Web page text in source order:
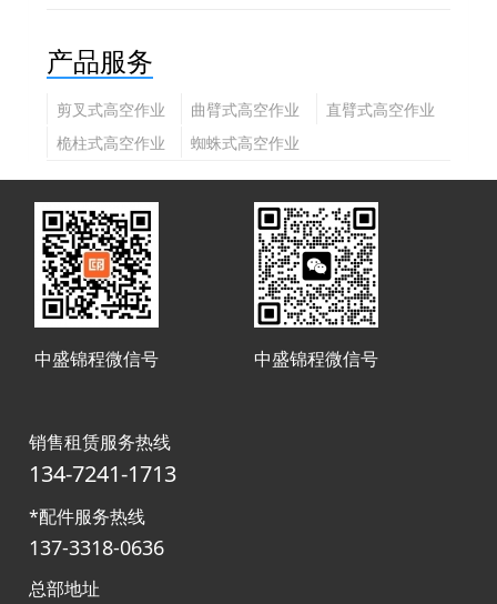
产品服务
剪叉式高空作业
平台
曲臂式高空作业
平台
直臂式高空作业
桅柱式高空作业
蜘蛛式高空作业
中盛锦程微信号 中盛锦程微信号
销售租赁服务热线
134-7241-1713
*配件服务热线
137-3318-0636
总部地址